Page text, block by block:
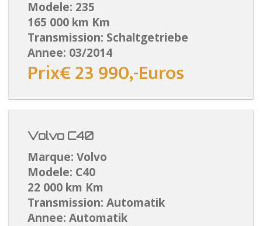
Modele: 235
165 000 km Km
Transmission: Schaltgetriebe
Annee: 03/2014
Prix€ 23 990,-Euros
Volvo C40
Marque: Volvo
Modele: C40
22 000 km Km
Transmission: Automatik
Annee: Automatik